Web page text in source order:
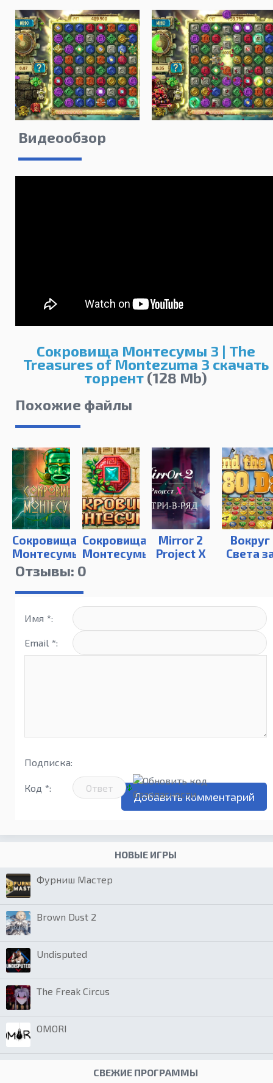
Видеообзор
Сокровища Монтесумы 3 | The
Treasures of Montezuma 3 скачать
торрент (128 Mb)
Похожие файлы
Сокровища
Монтесумы
2
Сокровища
Монтесумы
Treasures
Montezuma
Mirror 2
Project X
Вокруг
Света
Отзывы: 0
Имя *:
Email *:
Подписка:
Код *:
НОВЫЕ ИГРЫ
Фурниш Мастер
Brown Dust 2
Undisputed
The Freak Circus
OMORI
СВЕЖИЕ ПРОГРАММЫ